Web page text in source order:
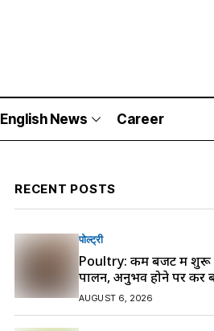
English News Career
RECENT POSTS
पोल्ट्री
Poultry: कम बजट में शुरू
पालन, अनुभव होने पर करें
AUGUST 6, 2026